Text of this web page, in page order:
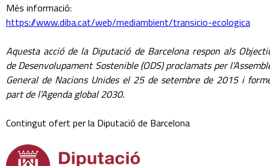
Més informació:
https://www.diba.cat/web/mediambient/transicio-ecologica
Aquesta acció de la Diputació de Barcelona respon als
de Desenvolupament Sostenible (ODS) proclamats per
General de Nacions Unides el 25 de setembre de 2015 i
part de l’Agenda global 2030.
Contingut ofert per la Diputació de Barcelona